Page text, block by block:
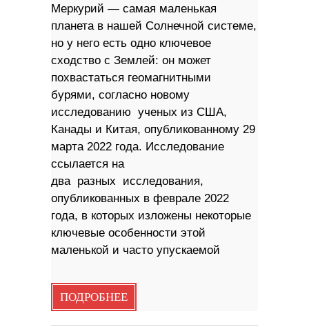
Меркурий — самая маленькая
планета в нашей Солнечной системе,
но у него есть одно ключевое
сходство с Землей: он может
похвастаться геомагнитными
бурями, согласно новому
исследованию ученых из США,
Канады и Китая, опубликованному 29
марта 2022 года. Исследование
ссылается на
два разных исследования,
опубликованных в феврале 2022
года, в которых изложены некоторые
ключевые особенности этой
маленькой и часто упускаемой
ПОДРОБНЕЕ